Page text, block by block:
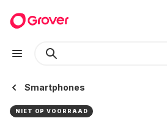
Smartphones
NIET OP VOORRAAD